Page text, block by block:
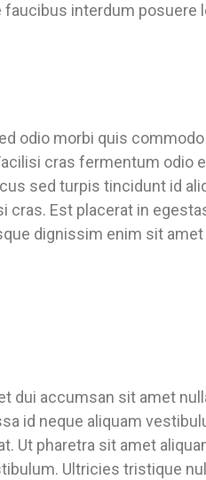
interdum posuere
odio morbi quis
cras fermentum
sed turpis tincidunt id
cras. Est placerat in
dignissim enim sit
dui accumsan sit amet
id neque aliquam
Ut pharetra sit amet
Ultricies tristique